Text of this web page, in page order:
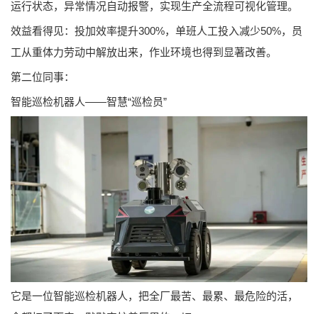
运行状态，异常情况自动报警，实现生产全流程可视化管理。
效益看得见：投加效率提升300%，单班人工投入减少50%，员
工从重体力劳动中解放出来，作业环境也得到显著改善。
第二位同事：
智能巡检机器人——智慧“巡检员”
它是一位智能巡检机器人，把全厂最苦、最累、最危险的活，